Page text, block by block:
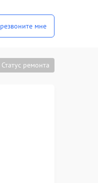
мне
Статус ремонта